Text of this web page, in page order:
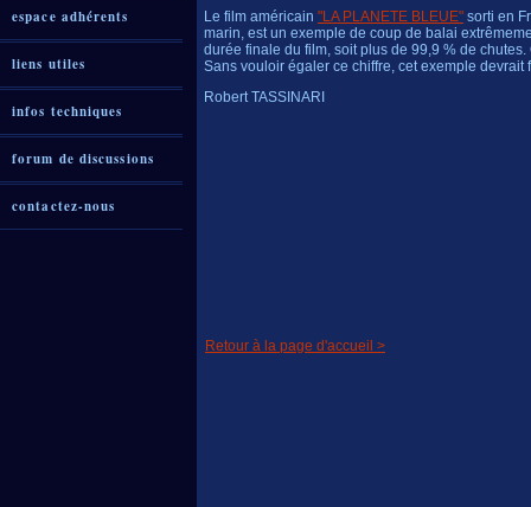
espace adhérents
liens utiles
infos techniques
forum de discussions
contactez-nous
Le film américain "LA PLANETE BLEUE" sorti en
marin, est un exemple de coup de balai
durée finale du film, soit plus de 99,9 % de chutes.
Sans vouloir égaler ce chiffre, cet exemple
Robert TASSINARI
Retour à la page d'accueil >